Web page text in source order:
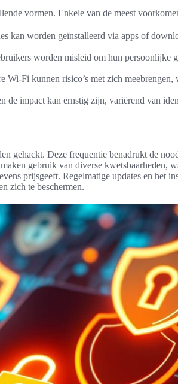
vormen. Enkele van de meest
kan worden geïnstalleerd via apps of
worden misleid om hun persoonlijke
Wi-Fi kunnen risico’s met zich meebrengen,
de impact kan ernstig zijn, variërend van
gehackt. Deze frequentie benadrukt de
gebruik van diverse kwetsbaarheden,
prijsgeeft. Regelmatige updates en het
zich te beschermen.